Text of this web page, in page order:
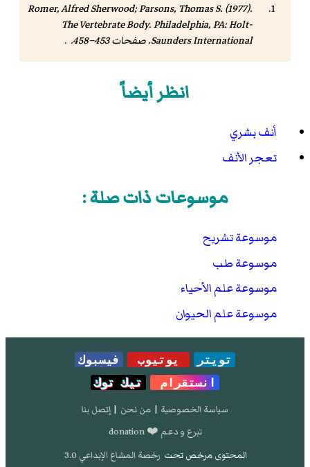
Romer, Alfred Sherwood; Parsons, Thomas S. (1977).
The Vertebrate Body. Philadelphia, PA: Holt-
Saunders International. صفحات 453–458. .
انظر أيضاً
أنف بشري
تعجر الأنف
موسوعات ذات صلة :
موسوعة تشريح
موسوعة طب
موسوعة علم الأحياء
موسوعة علم الحيوان
تويتر يوتيوب
فيسبوك
انستقرام
تيك توك
سياسة الخصوصية | من نحن | إتصل بنا
تبرع و دعم ❤️ donation
المحتوى مرخص تحت رخصة المشاع الإبداعي 3.0